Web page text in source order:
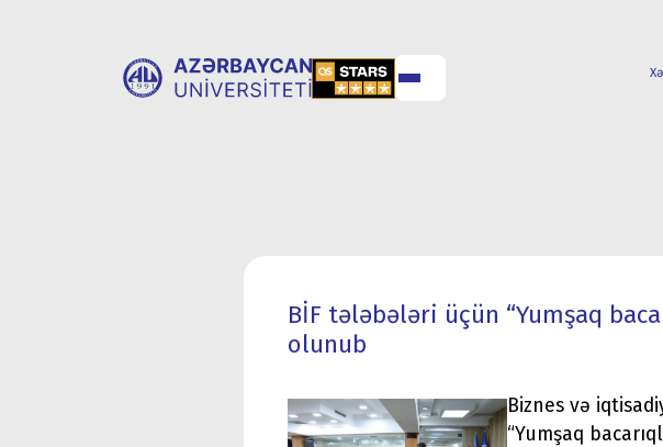
BİF tələbələri üçün “Yumşaq
olunub
Biznes və
“Yumşaq